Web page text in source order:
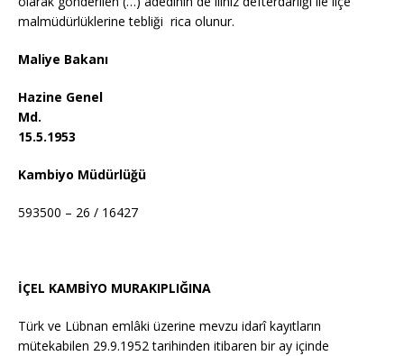
malmüdürlüklerine tebliği rica olunur.
Maliye Bakanı
Hazine Genel
Md.
15.5.1953
Kambiyo Müdürlüğü
593500 – 26 / 16427
İÇEL KAMBİYO MURAKIPLIĞINA
Türk ve Lübnan emlâki üzerine mevzu idarî kayıtların
mütekabilen 29.9.1952 tarihinden itibaren bir ay içinde